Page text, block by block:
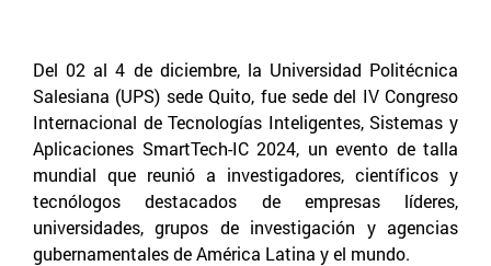
Del 02 al 4 de diciembre, la Universidad Politécnica
Salesiana (UPS) sede Quito, fue sede del IV Congreso
Internacional de Tecnologías Inteligentes, Sistemas y
Aplicaciones SmartTech-IC 2024, un evento de talla
mundial que reunió a investigadores, científicos y
tecnólogos destacados de empresas líderes,
universidades, grupos de investigación y agencias
gubernamentales de América Latina y el mundo.